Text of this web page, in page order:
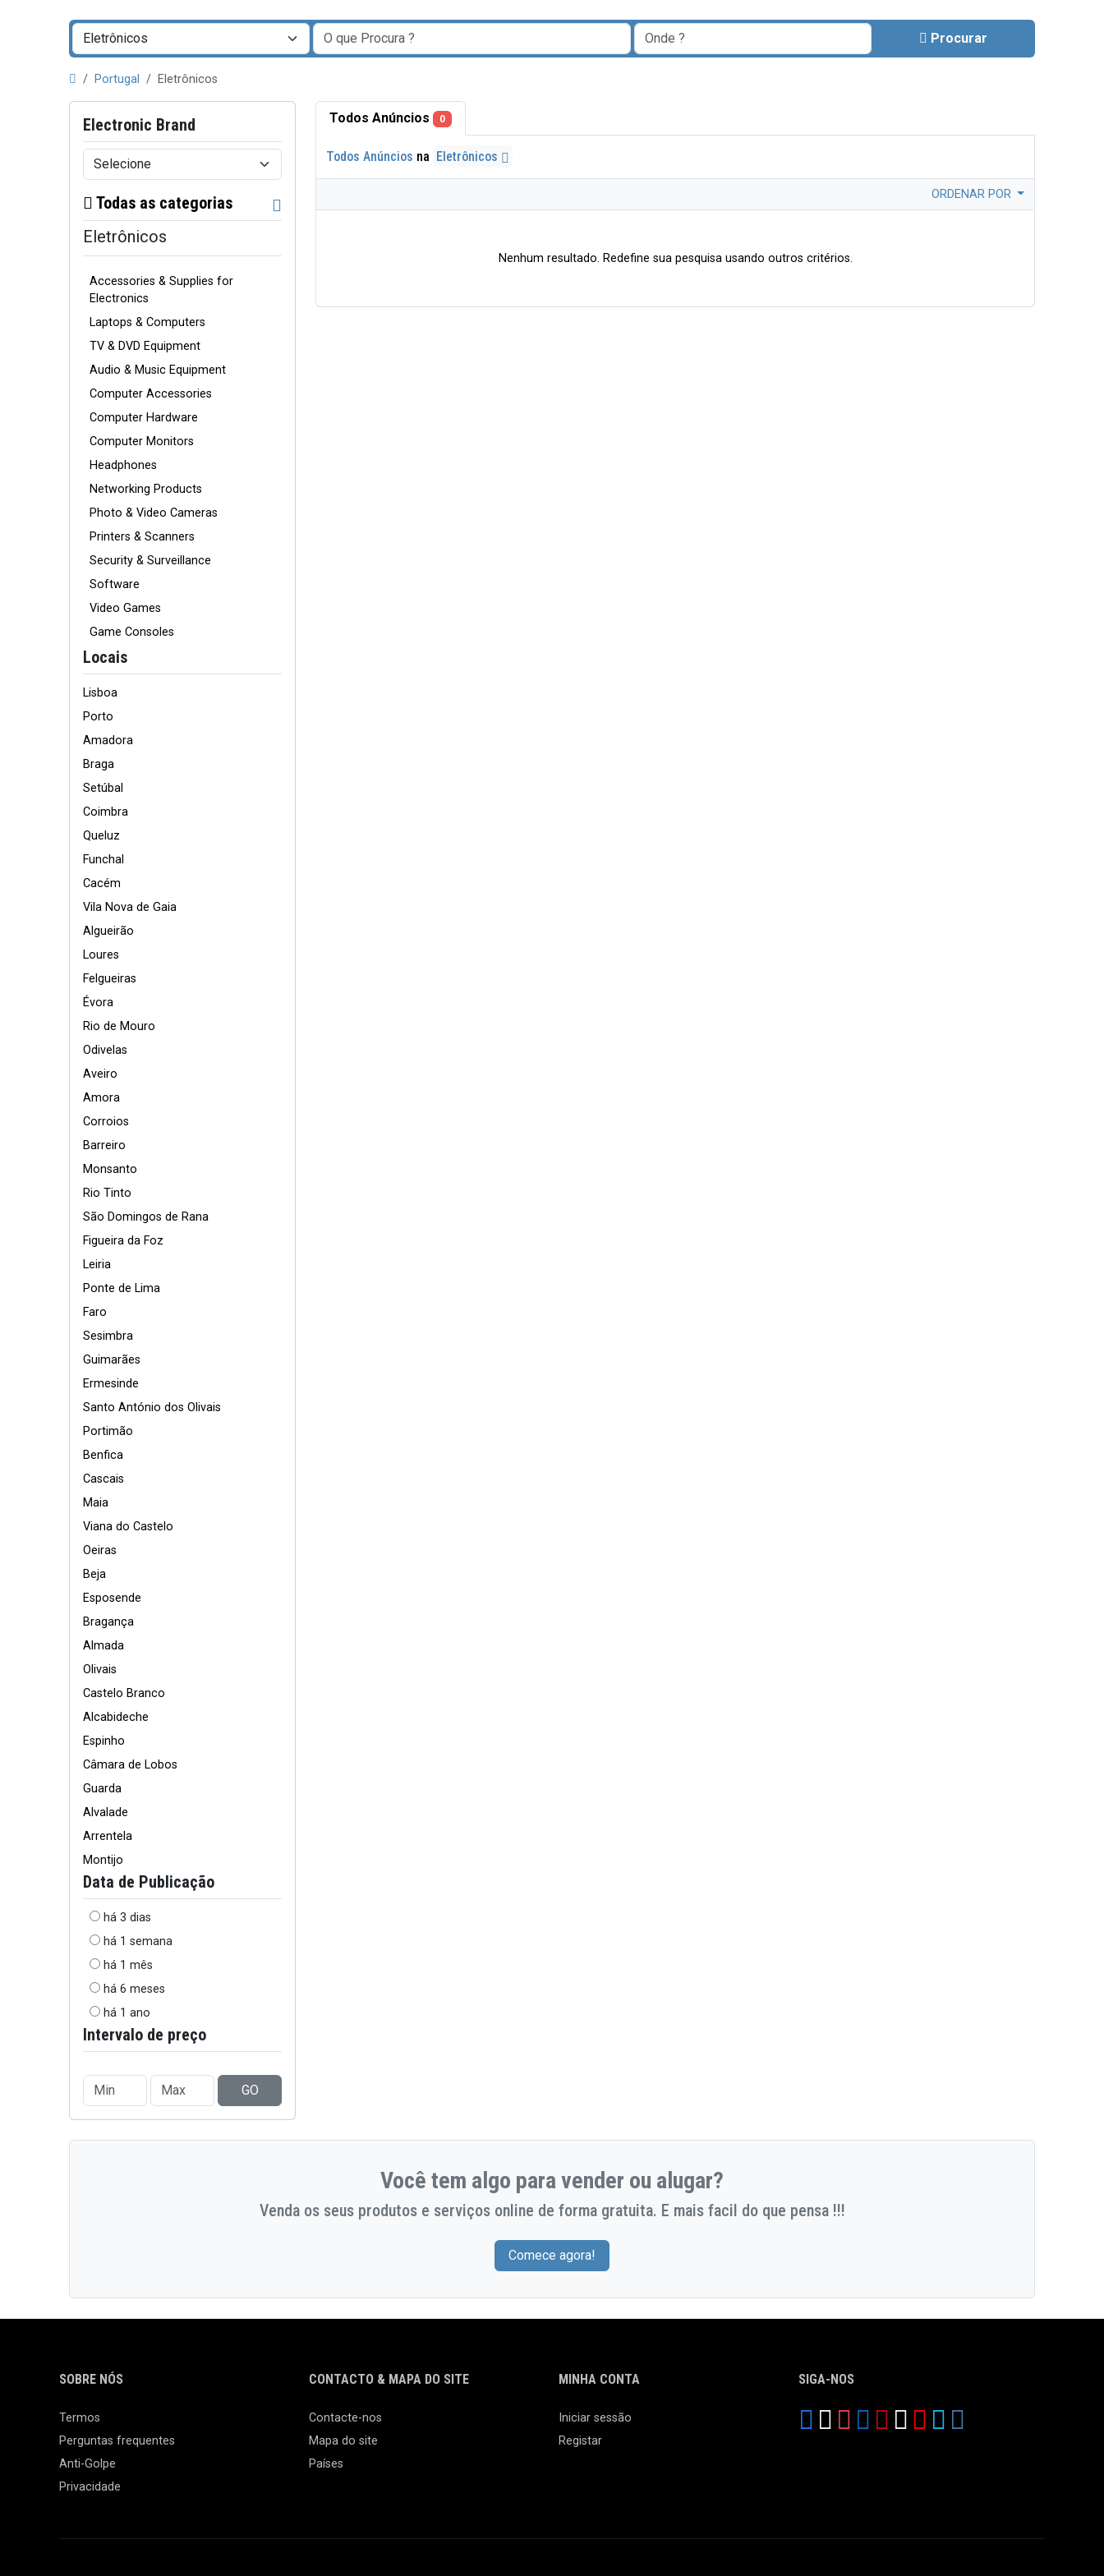
Procurar
Portugal Eletrônicos
Electronic Brand
Todas as categorias
Eletrônicos
Accessories & Supplies for
Electronics
Laptops & Computers
TV & DVD Equipment
Audio & Music Equipment
Computer Accessories
Computer Hardware
Computer Monitors
Headphones
Networking Products
Photo & Video Cameras
Printers & Scanners
Security & Surveillance
Software
Video Games
Game Consoles
Locais
Lisboa
Porto
Amadora
Braga
Setúbal
Coimbra
Queluz
Funchal
Cacém
Vila Nova de Gaia
Algueirão
Loures
Felgueiras
Évora
Rio de Mouro
Odivelas
Aveiro
Amora
Corroios
Barreiro
Monsanto
Rio Tinto
São Domingos de Rana
Figueira da Foz
Leiria
Ponte de Lima
Faro
Sesimbra
Guimarães
Ermesinde
Santo António dos Olivais
Portimão
Benfica
Cascais
Maia
Viana do Castelo
Oeiras
Beja
Esposende
Bragança
Almada
Olivais
Castelo Branco
Alcabideche
Espinho
Câmara de Lobos
Guarda
Alvalade
Arrentela
Montijo
Data de Publicação
há 3 dias
há 1 semana
há 1 mês
há 6 meses
há 1 ano
Intervalo de preço
GO
Todos Anúncios 0
Todos Anúncios na Eletrônicos
ORDENAR POR
Nenhum resultado. Redefine sua pesquisa usando outros critérios.
Você tem algo para vender ou alugar?
Venda os seus produtos e serviços online de forma gratuita. E mais facil do que pensa !!!
Comece agora!
SOBRE NÓS
Termos
Perguntas frequentes
Anti-Golpe
Privacidade
CONTACTO & MAPA DO SITE
Contacte-nos
Mapa do site
Países
MINHA CONTA
Iniciar sessão
Registar
SIGA-NOS